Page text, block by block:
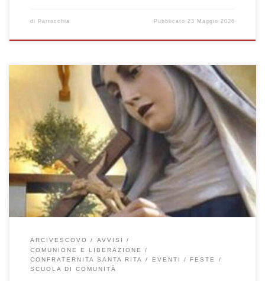
di Parrocchia Pubblicato 23 Maggio 2026
Domenica 17 Maggio 2026 – Ascensione del Signore Giornata
mondiale per le comunicazioni sociali A me è stato dato ogni
potere in cielo e sulla terra (Mt 28,16-20) Celebrazione Sante
Messe: ore 08:00 – 10:00 – 11:30 – 19:00 Alle ore 11:00 ci
saranno le Prime Comunioni, alle 11.30 avrà inizio […]
ARCIVESCOVO
AVVISI
COMUNIONE E LIBERAZIONE
CONFRATERNITA SANTA RITA
EVENTI
FESTE
SCUOLA DI COMUNITÀ